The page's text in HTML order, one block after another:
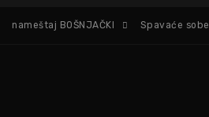
nameštaj BOŠNJAČKI Spavaće sobe